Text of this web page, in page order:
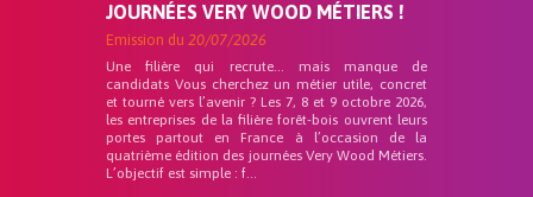
JOURNÉES VERY WOOD MÉTIERS !
Emission du 20/07/2026
Une filière qui recrute… mais manque de
candidats Vous cherchez un métier utile, concret
et tourné vers l’avenir ? Les 7, 8 et 9 octobre 2026,
les entreprises de la filière forêt-bois ouvrent leurs
portes partout en France à l’occasion de la
quatrième édition des journées Very Wood Métiers.
L’objectif est simple : f...